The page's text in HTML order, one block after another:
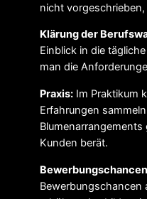
nicht
Klärung der
Einblick in die
man die
Praxis: Im Praktikum
Erfahrungen
Kunden berät.
Bewerbungschancen